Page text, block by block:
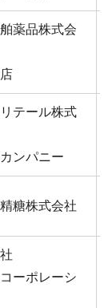
薬品株式会
テール株式
ンパニー
糖株式会社
ーポレーシ